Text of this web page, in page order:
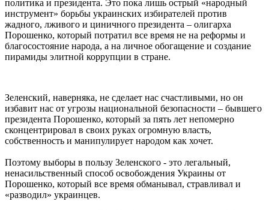
политика и президента. Это пока лишь острый «народный
инструмент» борьбы украинских избирателей против
жадного, лживого и циничного президента – олигарха
Порошенко, который потратил все время не на реформы и
благосостояние народа, а на личное обогащение и создание
пирамиды элитной коррупции в стране.
Зеленский, наверняка, не сделает нас счастливыми, но он
избавит нас от угрозы национальной безопасности – бывшего
президента Порошенко, который за пять лет непомерно
сконцентрировал в своих руках огромную власть,
собственность и манипулирует народом как хочет.
Поэтому выборы в пользу Зеленского - это легальный,
ненасильственный способ освобождения Украины от
Порошенко, который все время обманывал, стравливал и
«разводил» украинцев.